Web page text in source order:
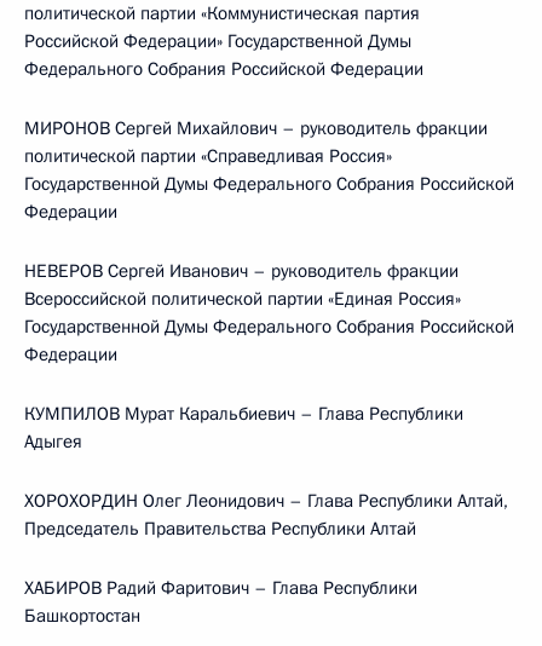
политической партии «Коммунистическая партия
Российской Федерации» Государственной Думы
Федерального Собрания Российской Федерации
МИРОНОВ Сергей Михайлович – руководитель фракции
политической партии «Справедливая Россия»
Государственной Думы Федерального Собрания Российской
Федерации
НЕВЕРОВ Сергей Иванович – руководитель фракции
Всероссийской политической партии «Единая Россия»
Государственной Думы Федерального Собрания Российской
Федерации
КУМПИЛОВ Мурат Каральбиевич – Глава Республики
Адыгея
ХОРОХОРДИН Олег Леонидович – Глава Республики Алтай,
Председатель Правительства Республики Алтай
ХАБИРОВ Радий Фаритович – Глава Республики
Башкортостан